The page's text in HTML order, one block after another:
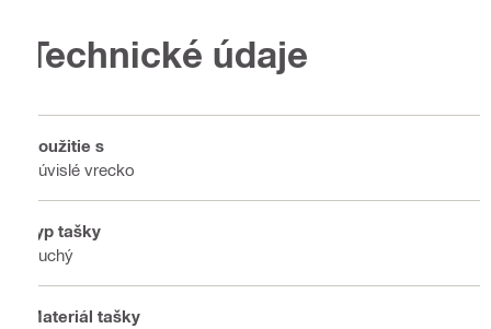
Technické údaje
Použitie s
Súvislé vrecko
Typ tašky
Suchý
Materiál tašky